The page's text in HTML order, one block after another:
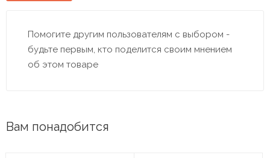
Помогите другим пользователям с выбором -
будьте первым, кто поделится своим мнением
об этом товаре
Вам понадобится